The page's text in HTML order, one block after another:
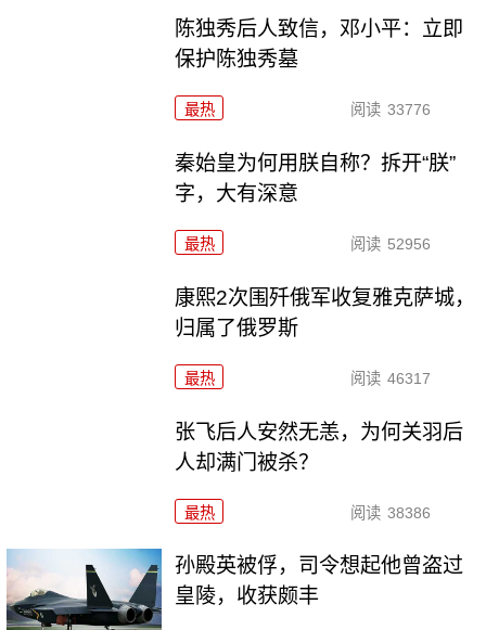
陈独秀后人致信，邓小平：立即
保护陈独秀墓
最热 阅读 33776
秦始皇为何用朕自称？拆开“朕”
字，大有深意
最热 阅读 52956
康熙2次围歼俄军收复雅克萨城，
归属了俄罗斯
最热 阅读 46317
张飞后人安然无恙，为何关羽后
人却满门被杀？
最热 阅读 38386
孙殿英被俘，司令想起他曾盗过
皇陵，收获颇丰